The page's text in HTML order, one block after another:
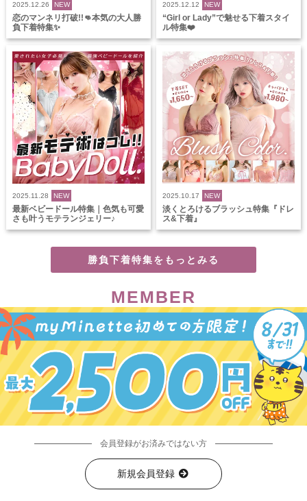
2025.12.26 NEW
恋のマンネリ打破!!👊本気の大人勝
負下着特集✨
2025.12.12 NEW
“Girl or Lady”で魅せる下着スタイ
ル特集❤️
2025.11.28 NEW
最新ベビードール特集｜色気も可愛
さも叶うモテランジェリー♪
2025.10.17 NEW
淡くとろけるブラッシュ特集『ドレ
ス&下着』
勝負下着特集をもっとみる
MEMBER
会員登録がお済みではない方
新規会員登録